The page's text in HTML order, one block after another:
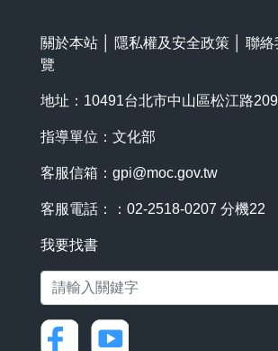
關於本站 隱私權及安全政策 聯絡
覽
地址：10491台北市中山區松江路
指導單位：文化部
客服信箱： gpi@moc.gov.tw
客服電話：：02-2518-0207 分機22
我要找書